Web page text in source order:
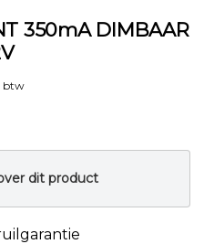
350mA DIMBAAR
btw
dit product